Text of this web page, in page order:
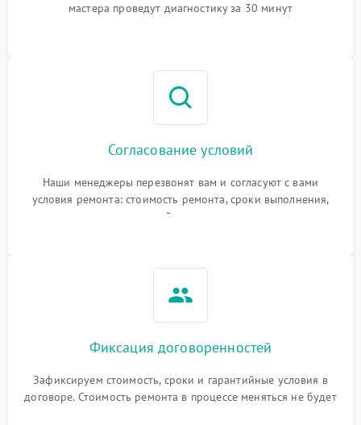
мастера проведут диагностику за 30 минут
Согласование условий
Наши менеджеры перезвонят вам и согласуют с вами
условия ремонта: стоимость ремонта, сроки выполнения,
гарантийные условия
Фиксация договоренностей
Зафиксируем стоимость, сроки и гарантийные условия в
договоре. Стоимость ремонта в процессе меняться не будет